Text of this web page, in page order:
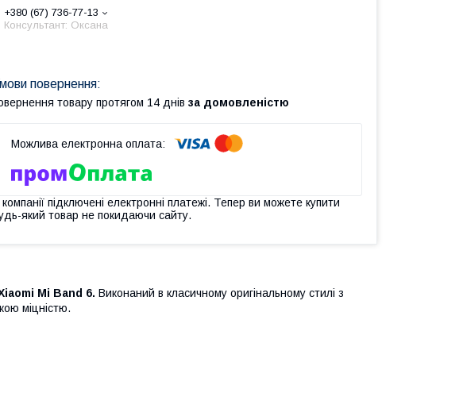
+380 (67) 736-77-13
Консультант: Оксана
товару протягом 14 днів за домовленістю
підключені електронні платежі. Тепер ви можете купити
який товар не покидаючи сайту.
Mi Band 6. Виконаний в класичному оригінальному стилі з
міцністю.